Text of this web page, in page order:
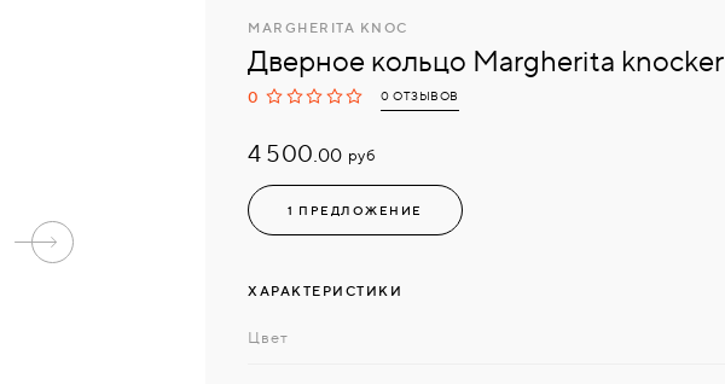
MARGHERITA KNOC
Дверное кольцо Margherita knocker
0 0 ОТЗЫВОВ
4 500.00 руб
1 ПРЕДЛОЖЕНИЕ
ХАРАКТЕРИСТИКИ
Цвет